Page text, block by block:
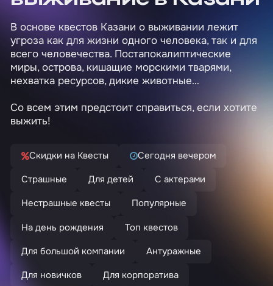
В основе квестов Казани о выживании лежит
угроза как для жизни одного человека, так и для
всего человечества. Постапокалиптические
миры, острова, кишащие морскими тварями,
нехватка ресурсов, дикие животные…
Со всем этим предстоит справиться, если хотите
выжить!
Скидки на Квесты
Сегодня вечером
Страшные
Для детей
С актерами
Нестрашные квесты
Популярные
На день рождения
Топ квестов
Для большой компании
Антуражные
Для новичков
Для корпоратива